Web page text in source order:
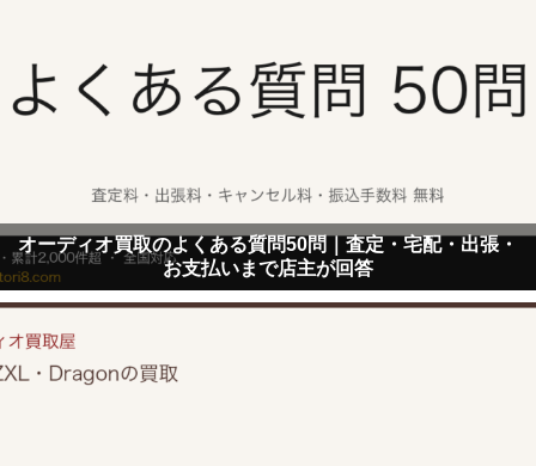
オーディオ買取のよくある質問50問｜査定・宅配・出張・
お支払いまで店主が回答